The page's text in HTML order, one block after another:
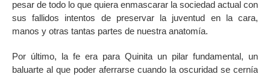
pesar de todo lo que quiera enmascarar la sociedad actual con
sus fallidos intentos de preservar la juventud en la cara,
manos y otras tantas partes de nuestra anatomía.
Por último, la fe era para Quinita un pilar fundamental, un
baluarte al que poder aferrarse cuando la oscuridad se cernía